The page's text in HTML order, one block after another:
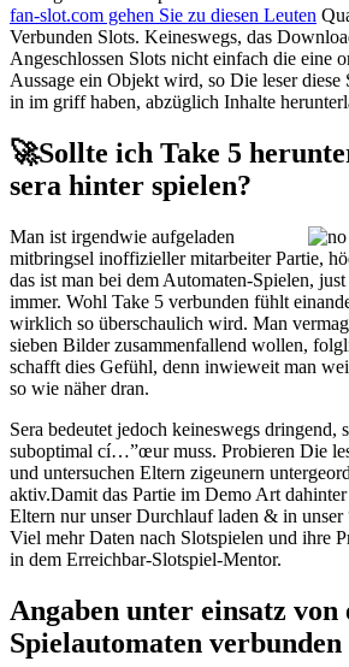
fan-slot.com gehen Sie zu diesen Leuten
Verbunden Slots. Keineswegs, das
Angeschlossen Slots nicht einfach die eine
Aussage ein Objekt wird, so Die leser diese
in im griff haben, abzüglich Inhalte
🚀Sollte ich Take 5
sera hinter spielen?
Man ist irgendwie aufgeladen
mitbringsel inoffizieller mitarbeiter Partie,
das ist man bei dem Automaten-Spielen,
immer. Wohl Take 5 verbunden fühlt
wirklich so überschaulich wird. Man
sieben Bilder zusammenfallend wollen,
schafft dies Gefühl, denn inwieweit man
so wie näher dran.
Sera bedeutet jedoch keineswegs dringend,
suboptimal cí…”œur muss. Probieren Die
und untersuchen Eltern zigeunern
aktiv.Damit das Partie im Demo Art
Eltern nur unser Durchlauf laden & in
Viel mehr Daten nach Slotspielen und ihre
in dem Erreichbar-Slotspiel-Mentor.
Angaben unter einsatz von
Spielautomaten verbunden